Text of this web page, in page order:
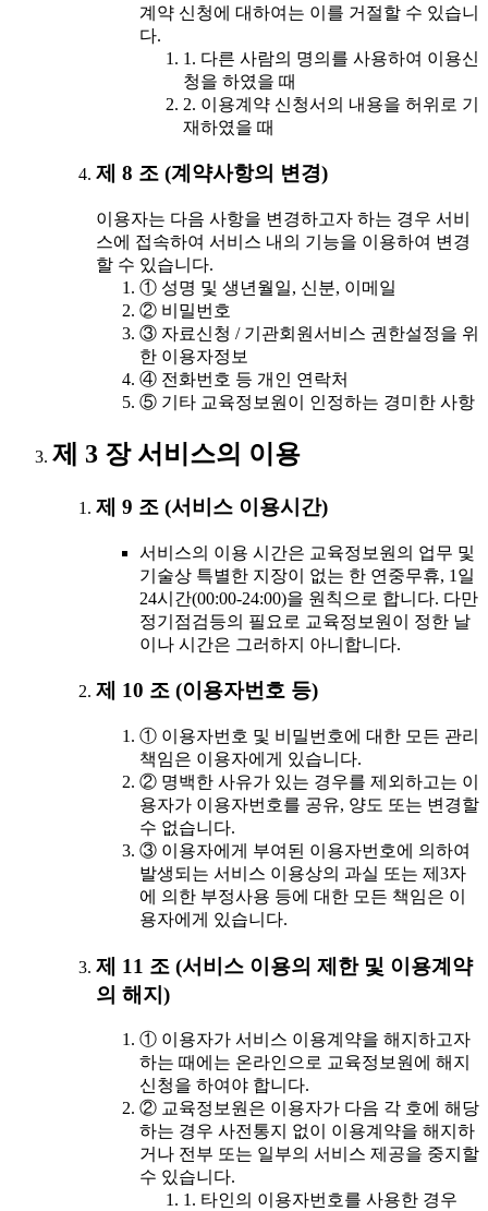
계약 신청에 대하여는 이를 거절할 수 있습니
다.
1. 다른 사람의 명의를 사용하여 이용신
청을 하였을 때
2. 이용계약 신청서의 내용을 허위로 기
재하였을 때
제 8 조 (계약사항의 변경)
이용자는 다음 사항을 변경하고자 하는 경우 서비
스에 접속하여 서비스 내의 기능을 이용하여 변경
할 수 있습니다.
① 성명 및 생년월일, 신분, 이메일
② 비밀번호
③ 자료신청 / 기관회원서비스 권한설정을 위
한 이용자정보
④ 전화번호 등 개인 연락처
⑤ 기타 교육정보원이 인정하는 경미한 사항
제 3 장 서비스의 이용
제 9 조 (서비스 이용시간)
서비스의 이용 시간은 교육정보원의 업무 및
기술상 특별한 지장이 없는 한 연중무휴, 1일
24시간(00:00-24:00)을 원칙으로 합니다. 다만
정기점검등의 필요로 교육정보원이 정한 날
이나 시간은 그러하지 아니합니다.
제 10 조 (이용자번호 등)
① 이용자번호 및 비밀번호에 대한 모든 관리
책임은 이용자에게 있습니다.
② 명백한 사유가 있는 경우를 제외하고는 이
용자가 이용자번호를 공유, 양도 또는 변경할
수 없습니다.
③ 이용자에게 부여된 이용자번호에 의하여
발생되는 서비스 이용상의 과실 또는 제3자
에 의한 부정사용 등에 대한 모든 책임은 이
용자에게 있습니다.
제 11 조 (서비스 이용의 제한 및 이용계약
의 해지)
① 이용자가 서비스 이용계약을 해지하고자
하는 때에는 온라인으로 교육정보원에 해지
신청을 하여야 합니다.
② 교육정보원은 이용자가 다음 각 호에 해당
하는 경우 사전통지 없이 이용계약을 해지하
거나 전부 또는 일부의 서비스 제공을 중지할
수 있습니다.
1. 타인의 이용자번호를 사용한 경우